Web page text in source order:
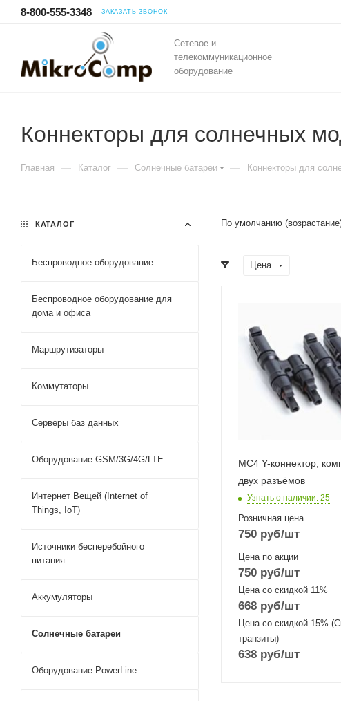
8-800-555-3348 ЗАКАЗАТЬ ЗВОНОК
Сетевое и
телекоммуникационное
оборудование
Коннекторы для солнечных
Главная — Каталог — Солнечные батареи — Коннекторы для
По умолчанию
Цена
MC4 Y-коннектор,
двух разъёмов
Узнать о наличии: 25
Розничная цена
750 руб/шт
Цена по акции
750 руб/шт
Цена со скидкой 11%
668 руб/шт
Цена со скидкой 15%
транзиты)
638 руб/шт
КАТАЛОГ
Беспроводное оборудование
Беспроводное оборудование для
дома и офиса
Маршрутизаторы
Коммутаторы
Серверы баз данных
Оборудование GSM/3G/4G/LTE
Интернет Вещей (Internet of
Things, IoT)
Источники бесперебойного
питания
Аккумуляторы
Солнечные батареи
Оборудование PowerLine